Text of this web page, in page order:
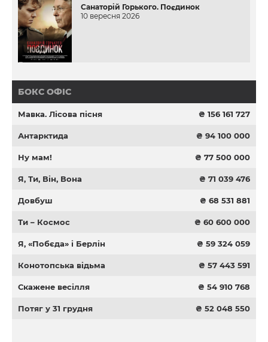
Санаторій Горького. Поєдинок
10 вересня 2026
БОКС ОФІС
Мавка. Лісова пісня ₴ 156 161 727
Антарктида ₴ 94 100 000
Ну мам! ₴ 77 500 000
Я, Ти, Він, Вона ₴ 71 039 476
Довбуш ₴ 68 531 881
Ти – Космос ₴ 60 600 000
Я, «Побєда» і Берлін ₴ 59 324 059
Конотопська відьма ₴ 57 443 591
Скажене весілля ₴ 54 910 768
Потяг у 31 грудня ₴ 52 048 550